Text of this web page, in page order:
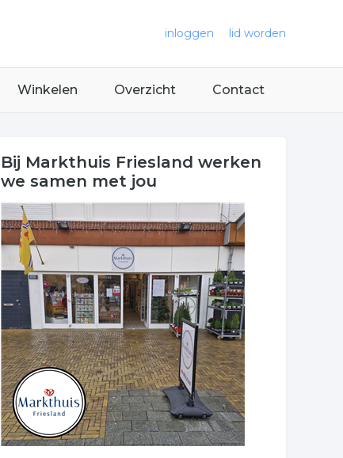
inloggen lid worden
Winkelen Overzicht Contact
Bij Markthuis Friesland werken
we samen met jou